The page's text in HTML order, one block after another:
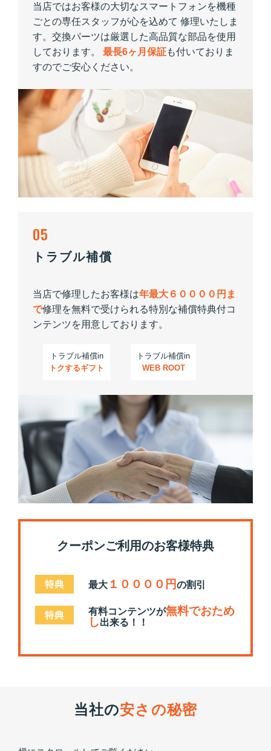
当店ではお客様の大切なスマートフォンを機種
ごとの専任スタッフが心を込めて 修理いたしま
す。交換パーツは厳選した高品質な部品を使用
しております。 最長6ヶ月保証も付いておりま
すのでご安心ください。
05
トラブル補償
当店で修理したお客様は年最大６００００円ま
で修理を無料で受けられる特別な補償特典付コ
ンテンツを用意しております。
トラブル補償in
トクするギフト
トラブル補償in
WEB ROOT
クーポンご利用のお客様特典
最大 １００００円の割引
有料コンテンツが無料でおため
し出来る！！
当社の安さの秘密